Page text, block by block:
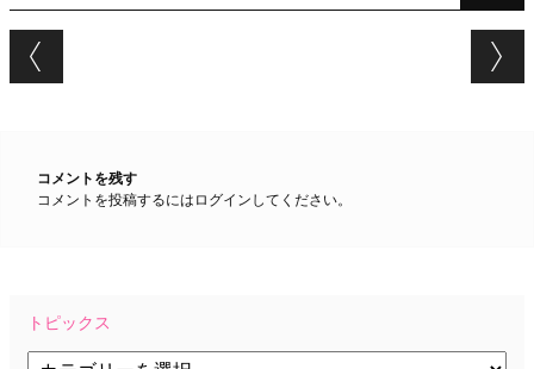
Post navigation
コメントを残す
コメントを投稿するには ログイン してください。
トピックス